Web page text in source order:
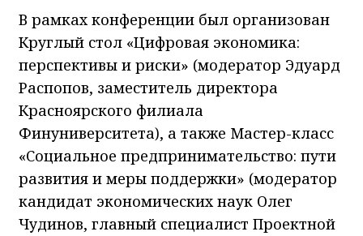
В рамках конференции был организован
Круглый стол «Цифровая экономика:
перспективы и риски» (модератор Эдуард
Распопов, заместитель директора
Красноярского филиала
Финуниверситета), а также Мастер-класс
«Социальное предпринимательство: пути
развития и меры поддержки» (модератор
кандидат экономических наук Олег
Чудинов, главный специалист Проектной